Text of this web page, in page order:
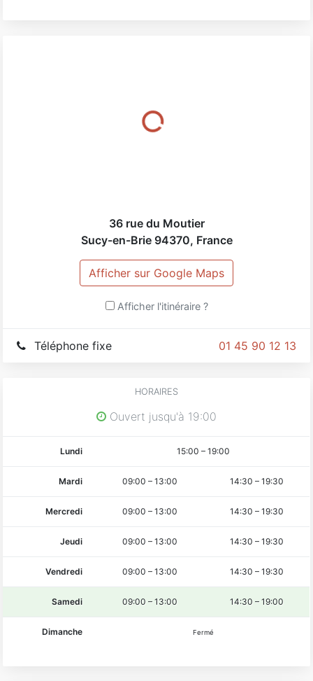
36 rue du Moutier
Sucy-en-Brie 94370, France
Afficher sur Google Maps
Afficher l'itinéraire ?
01 45 90 12 13
Téléphone fixe
HORAIRES
Ouvert jusqu'à 19:00
Lundi 15:00 – 19:00
Mardi 09:00 –13:00 14:30 – 19:30
Mercredi 09:00 –13:00 14:30 – 19:30
Jeudi 09:00 –13:00 14:30 – 19:30
Vendredi 09:00 –13:00 14:30 – 19:30
Samedi 09:00 –13:00 14:30 – 19:00
Dimanche Fermé